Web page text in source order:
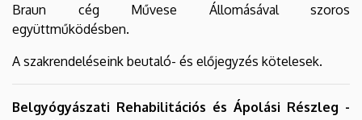
Braun cég Művese Állomásával szoros
együttműködésben.
A szakrendeléseink beutaló- és előjegyzés kötelesek.
Belgyógyászati Rehabilitációs és Ápolási Részleg -